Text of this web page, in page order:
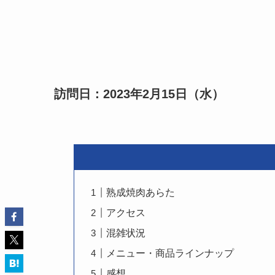
訪問日：2023年2月15日（水）
熟成焼肉あらた
アクセス
混雑状況
メニュー・商品ラインナップ